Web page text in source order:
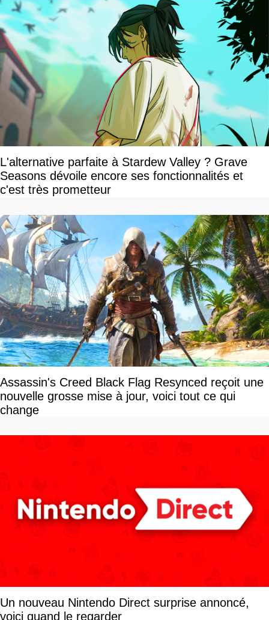
L'alternative parfaite à Stardew Valley ? Grave
Seasons dévoile encore ses fonctionnalités et
c'est très prometteur
Assassin's Creed Black Flag Resynced reçoit une
nouvelle grosse mise à jour, voici tout ce qui
change
Un nouveau Nintendo Direct surprise annoncé,
voici quand le regarder